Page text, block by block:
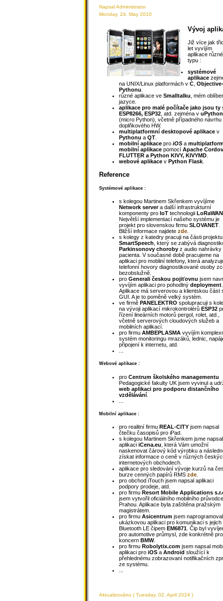
Napsal Administrator
Monday, 24. May 2010
Vývoj
Již více jak
let vyvíjím
aplikace
typu :
systémové
aplikace
na UNIX/Linux platformách v C
Pythonu
různé aplikace ve Smalltalku , mém
jazyce.
aplikace pro malé počítače jako jsou ty
ESP8266, ESP32 , atd. zejména v
(micro Python), včetně případného návrhu
doplňkového HW.
multiplatformní desktopové aplikace v
Pythonu a QT
mobilní aplikace pro iOS a
mobilní aplikace pomocí Apache
FLUTTER a Python KIVY, KIVYMD
webové aplikace v Python Flask
Reference
Systémové aplikace :
s kolegou Martinem Skřenkem vyvíjíme
Network servera další infrastrukturní
komponenty pro IoT technologii LoRaWAN
Největší implementací našeho systému je
projekt pro slovenskou firmu SLOVANET
Bližší informace najdete zde
s kolegy z katedry pracuji na části projektu
SmartSpeech , který se zabývá
Parkinsonovy choroby z audio nahrávky
pacienta. V současné době pracujeme na
aplikaci pro mobliní telefony, která
telefonní hovory diagnostikované osoby
bezobslužně.
pro Generali českou pojiťovnu jsem
vyvíjím aplikaci pro pohodlný deployment
Aplikace má serverovou a klientskou část
GUI. A je to poměně velký systém.
ve firmě PANELEKTRO spolupracuji s
na vývoji aplikací mikrokontrolérů ESP32
řízení lineárních motorů pergol, rolet, atd.,
včetně serverových cloudových služeb a
mobilních aplikací.
pro firmu AMBEPLASMA vyvíjím
systém monitoringu mrazáků, lednic,
připojení k internetu, atd.
Webové aplikace :
pro Centrum školského managementu
Pedagogické fakulty UK jsem vyvinul a
web aplikaci pro podporu distančního
vzdělávání
Mobilní aplikace :
pro realitní firmu REAL-CITY jsem napsal
čtečku časopisů pro iPad.
s kolegou Martinem Skřenkem jsme
aplikaci iCena.eu , která Vám umožní
naskenovat čárový kód výrobku a
získat informace o ceně v různých
internetových obchodech.
aplikace pro sledování vývoje kurzů na
burze cenných papírů RMS zde
pro obchod iTouch jsem napsal aplikaci
podpory prodeje, atd.
pro firmu Resort Mobile Applications
jsem vytvořil oficiálního mobilního průvodce
Prahou. Aplikace byla zaštítěna pražským
magistrátem.
pro firmu Asicentrum jsem naprogramoval
ukázkovou aplikaci pro komunikaci s jejich
Bluetooth LE čipem EM6871 Čip byl
pro automotive průmysl, zde konkrétně pro
koncern BMW.
pro firmu Robolytix.com jsem napsal
aplikaci pro iOS a Android sloužící k
přehlednému zobrazovaní notifikačních
ze systému.
Aktualizováno ( Tuesday, 02. April 2024 )